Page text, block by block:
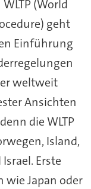
(World
geht
Einführung
weltweit
Ansichten
die WLTP
Island,
Erste
wie Japan oder